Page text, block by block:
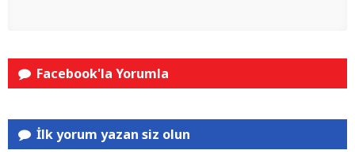
Facebook'la Yorumla
İlk yorum yazan siz olun